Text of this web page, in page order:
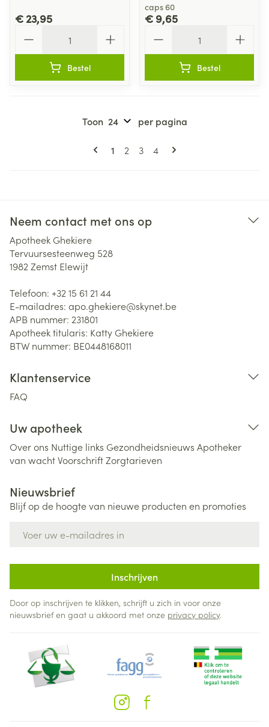
€ 23,95
Bestel
caps 60
€ 9,65
Bestel
Pagina's
U lees momenteel pagina
1 Pagina
2 Pagina
3 Pagina
4
Toon per pagina
Neem contact met ons op
Apotheek Ghekiere
Tervuursesteenweg 528
1982 Zemst Elewijt
Telefoon: +32 15 61 21 44
E-mailadres: apo.ghekiere@skynet.be
APB nummer: 231801
Apotheek titularis: Katty Ghekiere
BTW nummer: BE0448168011
Klantenservice
FAQ
Uw apotheek
Over ons Nuttige links Gezondheidsnieuws Apotheker
van wachtVoorschriftZorgtarieven
Nieuwsbrief
Blijf op de hoogte van nieuwe producten en promoties
Inschrijven
Door op inschrijven te klikken, schrijft u zich in voor onze
nieuwsbrief en gaat u akkoord met onze privacy policy.